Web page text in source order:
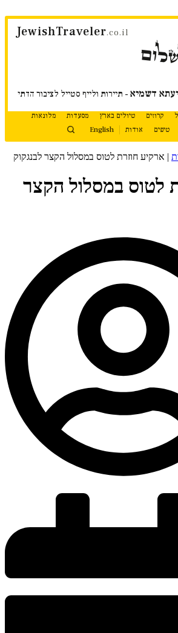
JewishTraveler.co.il
דשמיא - תיירות ולייף סטייל לציבור הדתי
קרוזים טיולים בארץ מסעדות
מלונאות
טיפים אודות English
| ארקיע חוזרת לטוס במסלול הקצר לבנגקוק
לטוס במסלול הקצר